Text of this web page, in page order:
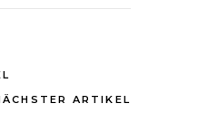
ARTIKEL